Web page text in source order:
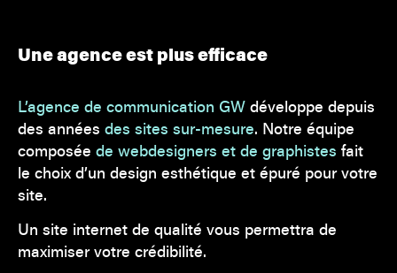
Une agence est plus efficace
L’agence de communication GW développe depuis
des années des sites sur-mesure. Notre équipe
composée de webdesigners et de graphistes fait
le choix d’un design esthétique et épuré pour votre
site.
Un site internet de qualité vous permettra de
maximiser votre crédibilité.